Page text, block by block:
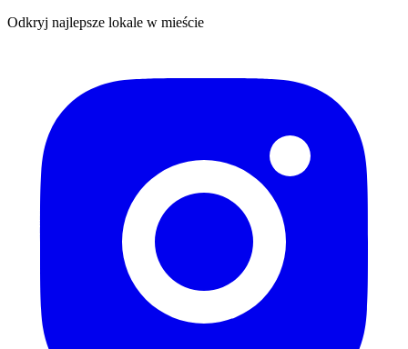
Odkryj najlepsze lokale w mieście